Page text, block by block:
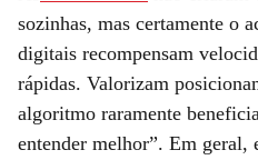
sozinhas, mas certamente o
digitais recompensam
rápidas. Valorizam
algoritmo raramente
entender melhor”. Em geral,